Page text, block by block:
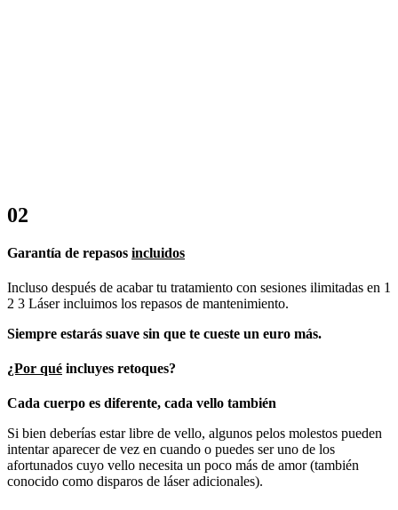
02
Garantía de repasos incluidos
Incluso después de acabar tu tratamiento con sesiones ilimitadas en 1
2 3 Láser incluimos los repasos de mantenimiento.
Siempre estarás suave sin que te cueste un euro más.
¿Por qué incluyes retoques?
Cada cuerpo es diferente, cada vello también
Si bien deberías estar libre de vello, algunos pelos molestos pueden
intentar aparecer de vez en cuando o puedes ser uno de los
afortunados cuyo vello necesita un poco más de amor (también
conocido como disparos de láser adicionales).